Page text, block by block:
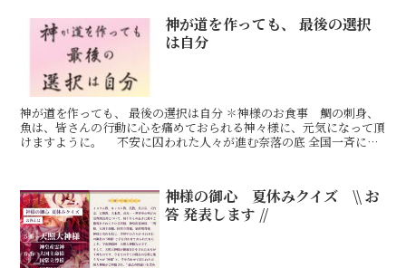
神が道を作っても、 最後の選択
は自分
神が道を作っても、 最後の選択は自分 ✽神様のお食事 鯛の刺身、
魚は、皆さんの行動に心を痛めておられる神々様に、元気になって頂
けますように。 不安に囚われた人々が進む奈落の底 全国一斉に大
神様の御心 夏休みクイズ \\ お
答 発表します //